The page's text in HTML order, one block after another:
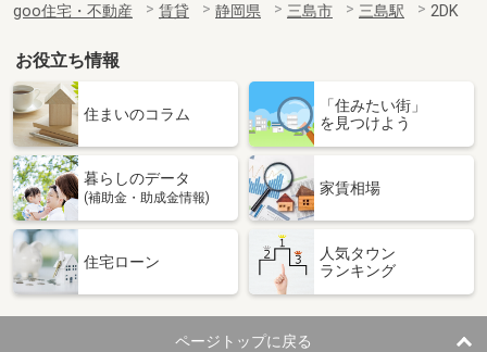
goo住宅・不動産 賃貸 静岡県 三島市 三島駅 2DK
お役立ち情報
住まいのコラム
「住みたい街」
を見つけよう
暮らしのデータ
(補助金・助成金情報)
家賃相場
住宅ローン
人気タウン
ランキング
ページトップに戻る